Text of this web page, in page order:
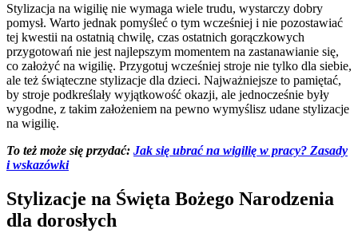
Stylizacja na wigilię nie wymaga wiele trudu, wystarczy dobry
pomysł. Warto jednak pomyśleć o tym wcześniej i nie pozostawiać
tej kwestii na ostatnią chwilę, czas ostatnich gorączkowych
przygotowań nie jest najlepszym momentem na zastanawianie się,
co założyć na wigilię. Przygotuj wcześniej stroje nie tylko dla siebie,
ale też świąteczne stylizacje dla dzieci. Najważniejsze to pamiętać,
by stroje podkreślały wyjątkowość okazji, ale jednocześnie były
wygodne, z takim założeniem na pewno wymyślisz udane stylizacje
na wigilię.
To też może się przydać: Jak się ubrać na wigilię w pracy? Zasady
i wskazówki
Stylizacje na Święta Bożego Narodzenia
dla dorosłych